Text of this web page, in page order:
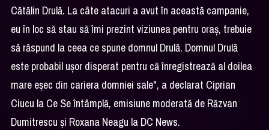
Cătălin Drulă. La câte atacuri a avut în această campanie,
eu în loc să stau să îmi prezint viziunea pentru oraș, trebuie
să răspund la ceea ce spune domnul Drulă. Domnul Drulă
este probabil ușor disperat pentru că înregistrează al doilea
mare eșec din cariera domniei sale", a declarat Ciprian
Ciucu la Ce Se întâmplă, emisiune moderată de Răzvan
Dumitrescu şi Roxana Neagu la DC News.